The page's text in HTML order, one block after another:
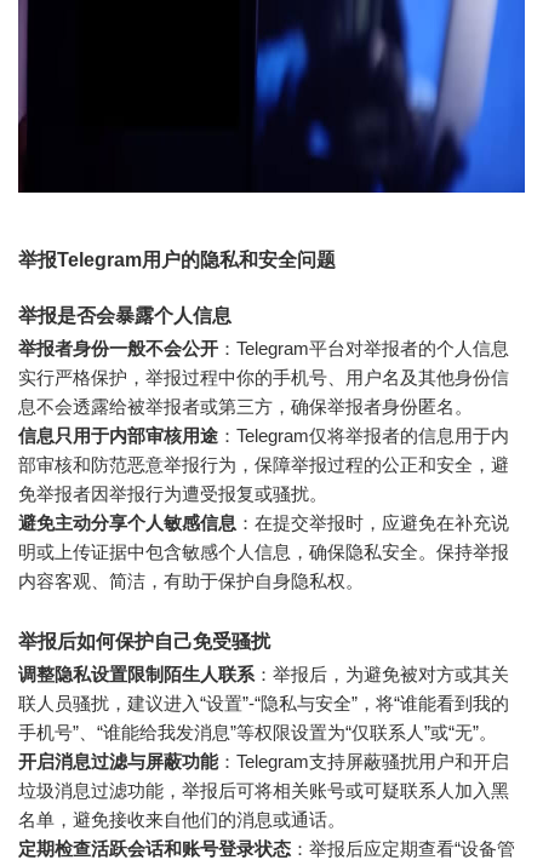
举报Telegram用户的隐私和安全问题
举报是否会暴露个人信息
举报者身份一般不会公开 ：Telegram平台对举报者的个人信息
实行严格保护，举报过程中你的手机号、用户名及其他身份信
息不会透露给被举报者或第三方，确保举报者身份匿名。
信息只用于内部审核用途 ：Telegram仅将举报者的信息用于内
部审核和防范恶意举报行为，保障举报过程的公正和安全，避
免举报者因举报行为遭受报复或骚扰。
避免主动分享个人敏感信息 ：在提交举报时，应避免在补充说
明或上传证据中包含敏感个人信息，确保隐私安全。保持举报
内容客观、简洁，有助于保护自身隐私权。
举报后如何保护自己免受骚扰
调整隐私设置限制陌生人联系 ：举报后，为避免被对方或其关
联人员骚扰，建议进入“设置”-“隐私与安全”，将“谁能看到我的
手机号”、“谁能给我发消息”等权限设置为“仅联系人”或“无”。
开启消息过滤与屏蔽功能：Telegram支持屏蔽骚扰用户和开启
垃圾消息过滤功能，举报后可将相关账号或可疑联系人加入黑
名单，避免接收来自他们的消息或通话。
定期检查活跃会话和账号登录状态 ：举报后应定期查看“设备管